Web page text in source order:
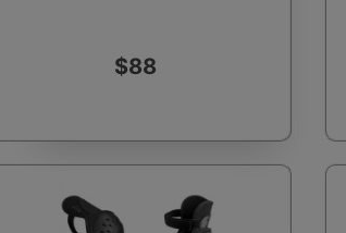
夜間照明工具 烘鞋乾鞋機
$88